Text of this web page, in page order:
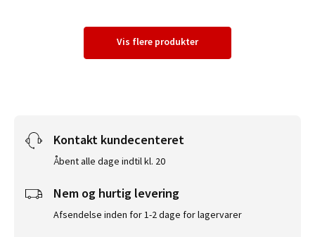
Vis flere produkter
Kontakt kundecenteret
Åbent alle dage indtil kl. 20
Nem og hurtig levering
Afsendelse inden for 1-2 dage for lagervarer